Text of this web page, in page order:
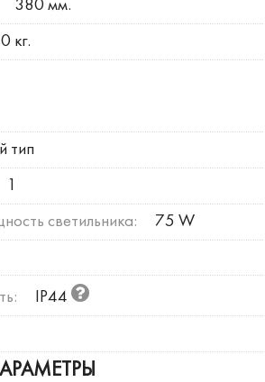
380 мм.
кг.
тип
1
светильника: 75 W
IP44